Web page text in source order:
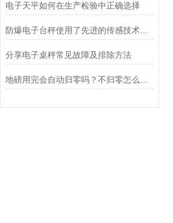
电子天平如何在生产检验中正确选择
防爆电子台秤使用了先进的传感技术和数据处理算法
​分享电子桌秤常见故障及排除方法